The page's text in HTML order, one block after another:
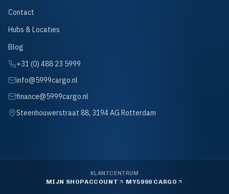
Contact
Hubs & Locaties
Blog
+31 (0) 488 23 5999
info@5999cargo.nl
finance@5999cargo.nl
Steenhouwerstraat 88, 3194 AG Rotterdam
KLANTCENTRUM
MIJN SHOPACCOUNT ·MY5999 CARGO